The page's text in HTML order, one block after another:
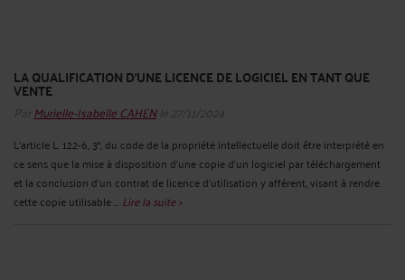
LA QUALIFICATION D’UNE LICENCE DE LOGICIEL EN TANT QUE
VENTE
Par Murielle-Isabelle CAHENle 27/11/2024
L'article L. 122-6, 3°, du code de la propriété intellectuelle doit être interprété en
ce sens que la mise à disposition d'une copie d'un logiciel par téléchargement
et la conclusion d'un contrat de licence d'utilisation y afférent, visant à rendre
cette copie utilisable ... Lire la suite >